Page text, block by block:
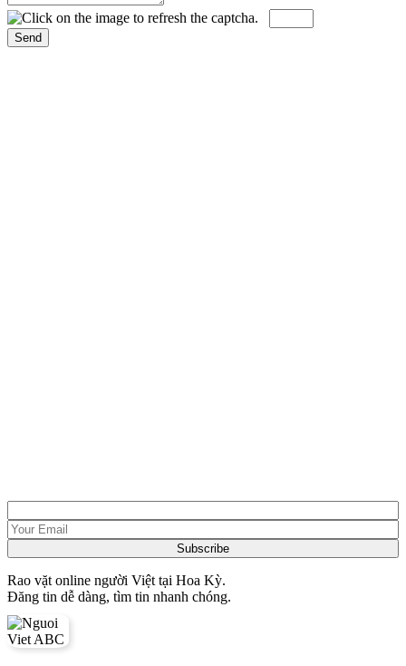
Rao vặt online người Việt tại Hoa Kỳ.
Đăng tin dễ dàng, tìm tin nhanh chóng.